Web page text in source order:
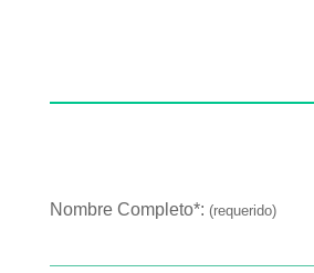
Nombre Completo*: (requerido)